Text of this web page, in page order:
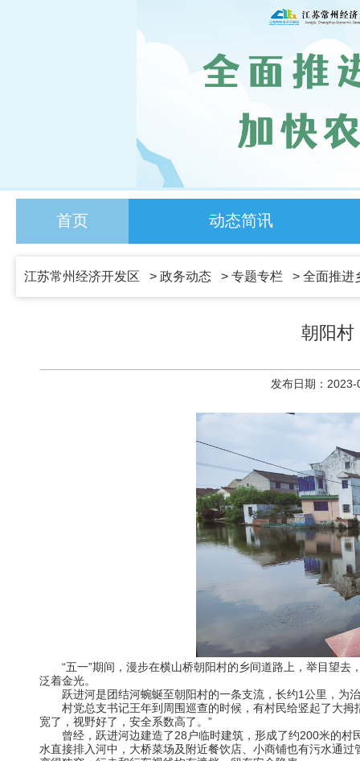
首页 动态简讯
江苏常州经济开发区 > 政务动态 > 专题专栏 > 全面推进
朝阳村
发布日期：
“五一”期间，漫步在横山桥朝阳村的乡间道路上，举目望
泛着金光。
跃进河是团结河蜿蜒至朝阳村的一条支流，长约1公里，为
村党总支书记王年到周围巡查的时候，有村民给竖起了大拇
宽了，视野好了，安全系数高了。”
曾经，跃进河边建造了28户临时建筑，形成了约200米的村
水直接排入河中，大桥菜场及附近餐饮店、小商铺也有污水通